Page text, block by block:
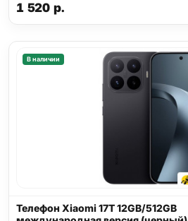
1 520 р.
В наличии
Телефон Xiaomi 17T 12GB/512GB